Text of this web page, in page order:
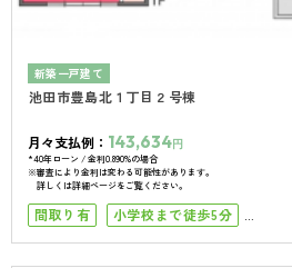
新築一戸建て
池田市豊島北１丁目２号棟
月々支払例： 143,634円
*40年ローン / 金利0.890%の場合
※審査により金利は変わる可能性があります。
詳しくは詳細ページをご覧ください。
間取り有
小学校まで徒歩5分